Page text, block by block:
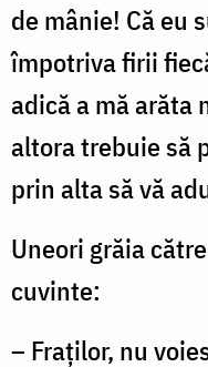
de mânie! Că eu
împotriva firii
adică a mă arăta
altora trebuie să
prin alta să vă
Uneori grăia
cuvinte:
– Fraţilor, nu